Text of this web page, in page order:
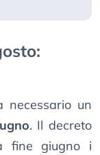
necessario un
. Il decreto
fine giugno i